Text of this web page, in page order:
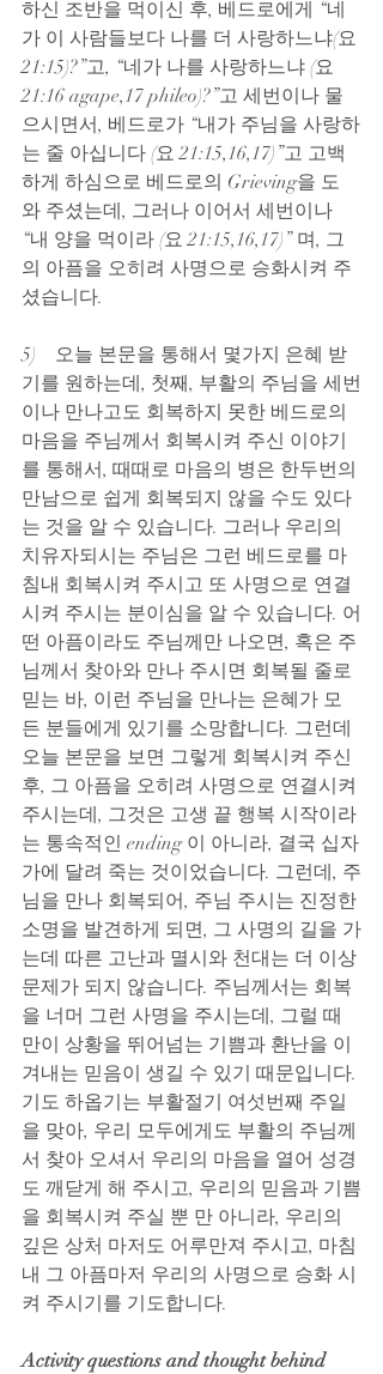
하신 조반을 먹이신 후, 베드로에게 “네
가 이 사람들보다 나를 더 사랑하느냐(요
21:15)?”고, “네가 나를 사랑하느냐 (요
21:16 agape,17 phileo)?”고 세번이나 물
으시면서, 베드로가 “내가 주님을 사랑하
는 줄 아십니다 (요 21:15,16,17)”고 고백
하게 하심으로 베드로의 Grieving을 도
와 주셨는데, 그러나 이어서 세번이나
“내 양을 먹이라 (요 21:15,16,17)” 며, 그
의 아픔을 오히려 사명으로 승화시켜 주
셨습니다.
5)    오늘 본문을 통해서 몇가지 은혜 받
기를 원하는데, 첫째, 부활의 주님을 세번
이나 만나고도 회복하지 못한 베드로의
마음을 주님께서 회복시켜 주신 이야기
를 통해서, 때때로 마음의 병은 한두번의
만남으로 쉽게 회복되지 않을 수도 있다
는 것을 알 수 있습니다. 그러나 우리의
치유자되시는 주님은 그런 베드로를 마
침내 회복시켜 주시고 또 사명으로 연결
시켜 주시는 분이심을 알 수 있습니다. 어
떤 아픔이라도 주님께만 나오면, 혹은 주
님께서 찾아와 만나 주시면 회복될 줄로
믿는 바, 이런 주님을 만나는 은혜가 모
든 분들에게 있기를 소망합니다. 그런데
오늘 본문을 보면 그렇게 회복시켜 주신
후, 그 아픔을 오히려 사명으로 연결시켜
주시는데, 그것은 고생 끝 행복 시작이라
는 통속적인 ending 이 아니라, 결국 십자
가에 달려 죽는 것이었습니다. 그런데, 주
님을 만나 회복되어, 주님 주시는 진정한
소명을 발견하게 되면, 그 사명의 길을 가
는데 따른 고난과 멸시와 천대는 더 이상
문제가 되지 않습니다. 주님께서는 회복
을 너머 그런 사명을 주시는데, 그럴 때
만이 상황을 뛰어넘는 기쁨과 환난을 이
겨내는 믿음이 생길 수 있기 때문입니다.
기도 하옵기는 부활절기 여섯번째 주일
을 맞아, 우리 모두에게도 부활의 주님께
서 찾아 오셔서 우리의 마음을 열어 성경
도 깨닫게 해 주시고, 우리의 믿음과 기쁨
을 회복시켜 주실 뿐 만 아니라, 우리의
깊은 상처 마저도 어루만져 주시고, 마침
내 그 아픔마저 우리의 사명으로 승화 시
켜 주시기를 기도합니다.
Activity questions and thought behind